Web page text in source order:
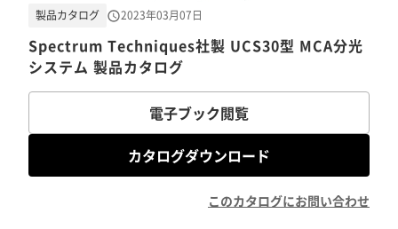
Spectrum Techniques社製 UCS30型 MCA分光
システム 製品カタログ
製品カタログ 2023年03月07日
電子ブック閲覧
カタログダウンロード
このカタログにお問い合わせ